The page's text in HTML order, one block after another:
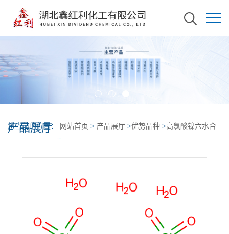
产品展厅
您当前的位置： 网站首页 > 产品展厅 >优势品种 >高氯酸镍六水合